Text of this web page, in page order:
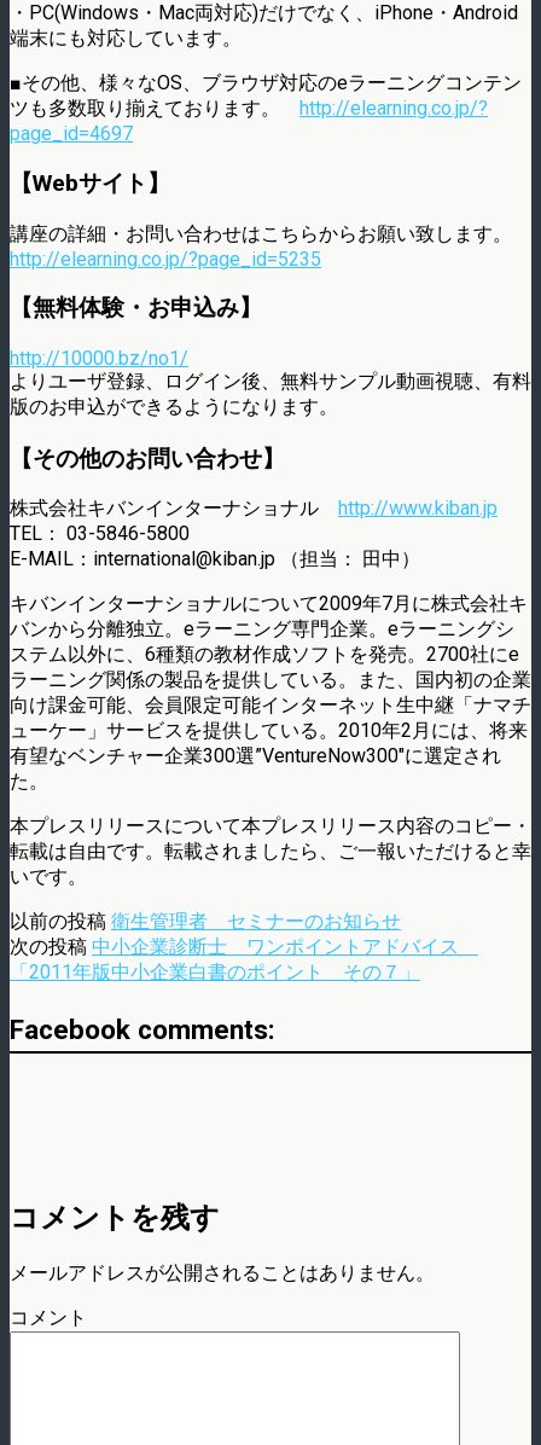
・PC(Windows・Mac両対応)だけでなく、iPhone・Android
端末にも対応しています。
■その他、様々なOS、ブラウザ対応のeラーニングコンテン
ツも多数取り揃えております。 http://elearning.co.jp/?
page_id=4697
【Webサイト】
講座の詳細・お問い合わせはこちらからお願い致します。
http://elearning.co.jp/?page_id=5235
【無料体験・お申込み】
http://10000.bz/no1/
よりユーザ登録、ログイン後、無料サンプル動画視聴、有料
版のお申込ができるようになります。
【その他のお問い合わせ】
株式会社キバンインターナショナル
http://www.kiban.jp
TEL： 03-5846-5800
E-MAIL：international@kiban.jp （担当： 田中）
キバンインターナショナルについて2009年7月に株式会社キ
バンから分離独立。eラーニング専門企業。eラーニングシ
ステム以外に、6種類の教材作成ソフトを発売。2700社にe
ラーニング関係の製品を提供している。また、国内初の企業
向け課金可能、会員限定可能インターネット生中継「ナマチ
ューケー」サービスを提供している。2010年2月には、将来
有望なベンチャー企業300選”VentureNow300″に選定され
た。
本プレスリリースについて本プレスリリース内容のコピー・
転載は自由です。転載されましたら、ご一報いただけると幸
いです。
以前の投稿 衛生管理者 セミナーのお知らせ
次の投稿 中小企業診断士 ワンポイントアドバイス
「2011年版中小企業白書のポイント その７」
Facebook comments:
コメントを残す
メールアドレスが公開されることはありません。
コメント